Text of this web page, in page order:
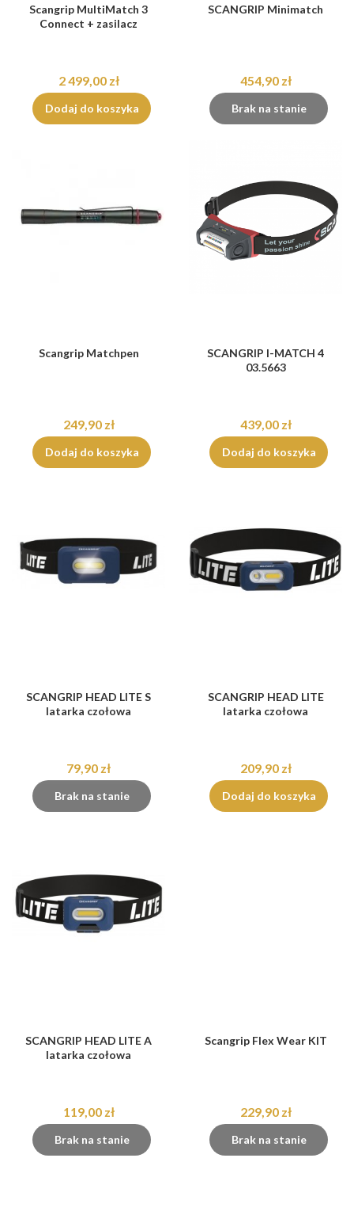
Scangrip MultiMatch 3
Connect + zasilacz
2 499,00 zł
Dodaj do koszyka
SCANGRIP Minimatch
454,90 zł
Brak na stanie
Scangrip Matchpen
249,90 zł
Dodaj do koszyka
SCANGRIP I-MATCH 4
03.5663
439,00 zł
Dodaj do koszyka
SCANGRIP HEAD LITE S
latarka czołowa
79,90 zł
Brak na stanie
SCANGRIP HEAD LITE
latarka czołowa
209,90 zł
Dodaj do koszyka
SCANGRIP HEAD LITE A
latarka czołowa
119,00 zł
Brak na stanie
Scangrip Flex Wear KIT
229,90 zł
Brak na stanie